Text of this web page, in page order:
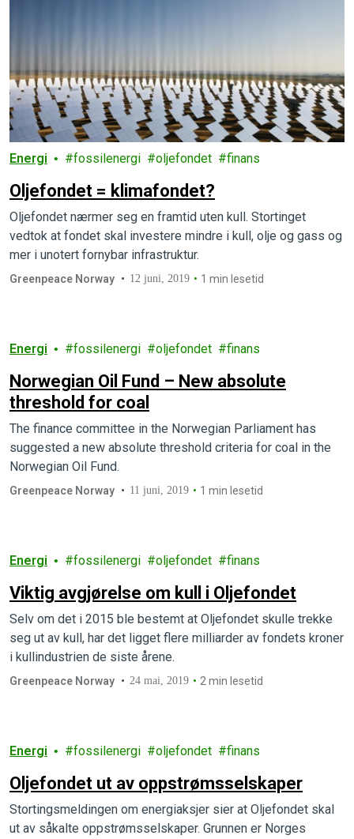
Energi fossilenergi oljefondet finans
Oljefondet = klimafondet?
Oljefondet nærmer seg en framtid uten kull. Stortinget
vedtok at fondet skal investere mindre i kull, olje og gass og
mer i unotert fornybar infrastruktur.
Greenpeace Norway 12 juni, 2019 1 min lesetid
Energi fossilenergi oljefondet finans
Norwegian Oil Fund – New absolute
threshold for coal
The finance committee in the Norwegian Parliament has
suggested a new absolute threshold criteria for coal in the
Norwegian Oil Fund.
Greenpeace Norway 11 juni, 2019 1 min lesetid
Energi fossilenergi oljefondet finans
Viktig avgjørelse om kull i Oljefondet
Selv om det i 2015 ble bestemt at Oljefondet skulle trekke
seg ut av kull, har det ligget flere milliarder av fondets kroner
i kullindustrien de siste årene.
Greenpeace Norway 24 mai, 2019 2 min lesetid
Energi fossilenergi oljefondet finans
Oljefondet ut av oppstrømsselskaper
Stortingsmeldingen om energiaksjer sier at Oljefondet skal
ut av såkalte oppstrømsselskaper. Grunnen er Norges